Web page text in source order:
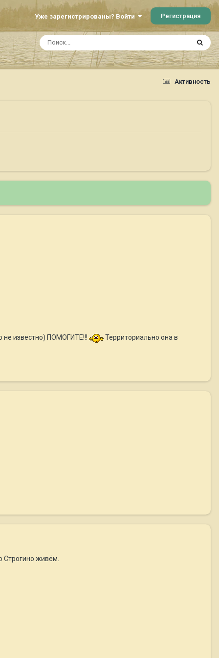
Уже зарегистрированы? Войти Регистрация
Активность
не известно) ПОМОГИТЕ!!!
Территориально она в
Строгино живём.